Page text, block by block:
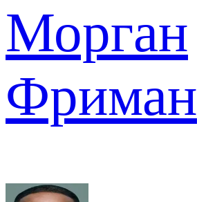
Морган
Фриман